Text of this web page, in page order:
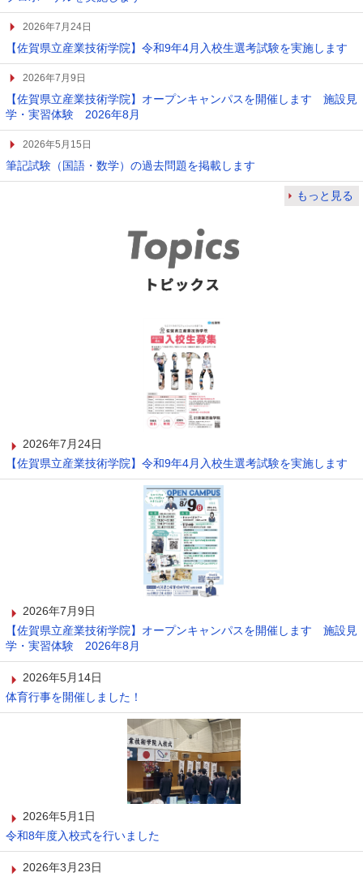
2026年7月24日
【佐賀県立産業技術学院】令和9年4月入校生選考試験を実施します
2026年7月9日
【佐賀県立産業技術学院】オープンキャンパスを開催します 施設見
学・実習体験 2026年8月
2026年5月15日
筆記試験（国語・数学）の過去問題を掲載します
もっと見る
2026年7月24日
【佐賀県立産業技術学院】令和9年4月入校生選考試験を実施します
2026年7月9日
【佐賀県立産業技術学院】オープンキャンパスを開催します 施設見
学・実習体験 2026年8月
2026年5月14日
体育行事を開催しました！
2026年5月1日
令和8年度入校式を行いました
2026年3月23日